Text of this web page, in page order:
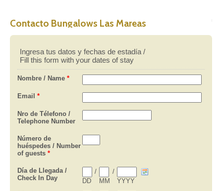
Contacto Bungalows Las Mareas